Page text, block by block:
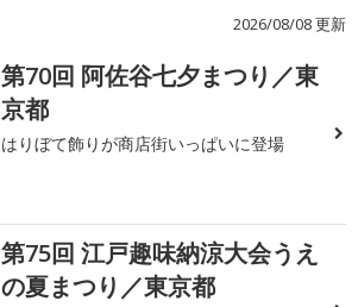
2026/08/08 更新
第70回 阿佐谷七夕まつり／東
京都
はりぼて飾りが商店街いっぱいに登場
第75回 江戸趣味納涼大会うえ
の夏まつり／東京都